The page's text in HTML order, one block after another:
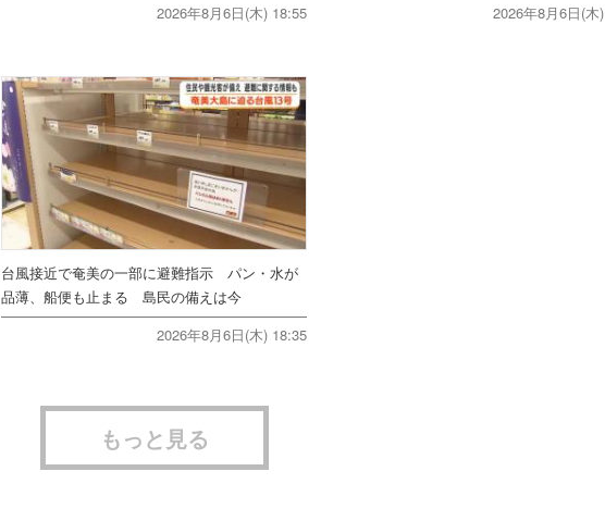
2026年8月6日(木) 18:55
2026年8月6日(木
台風接近で奄美の一部に避難指示 パン・水が
品薄、船便も止まる 島民の備えは今
2026年8月6日(木) 18:35
もっと見る